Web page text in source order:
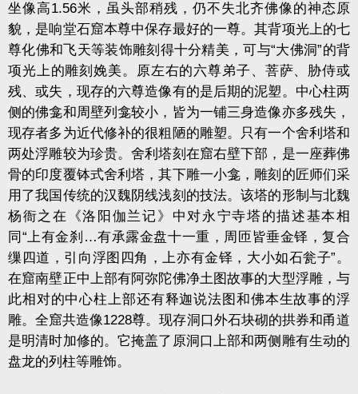
坐像高1.56米，虽头部稍残，仍不失北齐佛像的神态原
貌，是响堂石窟本尊中保存最好的一尊。其背项光上的七
尊化佛和飞天等装饰雕刻得十分精美，可与“大佛洞”的背
项光上的雕刻娩美。原左右的六尊弟子、菩萨、胁侍或
残、或失，现存的六尊造像有的是后期的泥塑。中心柱两
侧的佛龛和周壁列龛较小，皆为一铺三身造像亦多残失，
现存者多为近代修补的很粗陋的雕塑。只有一个舍利塔和
两处浮雕较为珍贵。舍利塔刻在窟右壁下部，是一座葬佛
骨的印度覆钵式舍利塔，其下雕一小龛，雕刻的匠师们采
用了我国传统的汉魏阴线浅刻的技法。该塔的形制与北魏
杨衙之在《洛阳伽兰记》中对永宁寺塔的描述基本相
同“上有金刹…有承露金盘十一重，周匝皆垂金铎，复合
缫四道，引向浮图四角，上亦有金铎，大小如石瓮子”。
在窟南壁正中上部有阿弥陀佛净土图故事的大型浮雕，与
此相对的中心柱上部还有释迦说法图和佛本生故事的浮
雕。全窟共造像1228尊。现存洞口外石块砌的拱券和甬道
是明清时加修的。它掩盖了原洞口上部和两侧雕有生动的
盘龙的列柱等雕饰。